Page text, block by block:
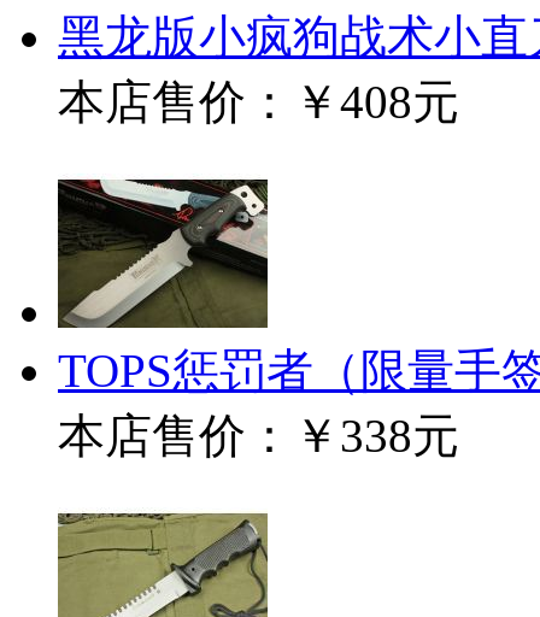
黑龙版小疯狗战术小
本店售价：
￥408元
TOPS惩罚者（限量手
本店售价：
￥338元